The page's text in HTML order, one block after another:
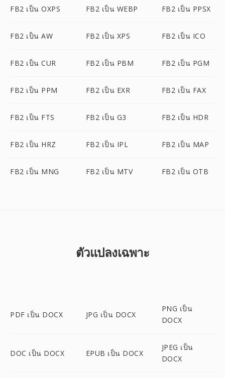
FB2 เป็น OXPS FB2 เป็น WEBP FB2 เป็น PPSX
FB2 เป็น AW FB2 เป็น XPS FB2 เป็น ICO
FB2 เป็น CUR FB2 เป็น PBM FB2 เป็น PGM
FB2 เป็น PPM FB2 เป็น EXR FB2 เป็น FAX
FB2 เป็น FTS FB2 เป็น G3 FB2 เป็น HDR
FB2 เป็น HRZ FB2 เป็น IPL FB2 เป็น MAP
FB2 เป็น MNG FB2 เป็น MTV FB2 เป็น OTB
ตัวแปลงเฉพาะ
PDF เป็น DOCX JPG เป็น DOCX
PNG เป็น
DOCX
DOC เป็น DOCX EPUB เป็น DOCX
JPEG เป็น
DOCX